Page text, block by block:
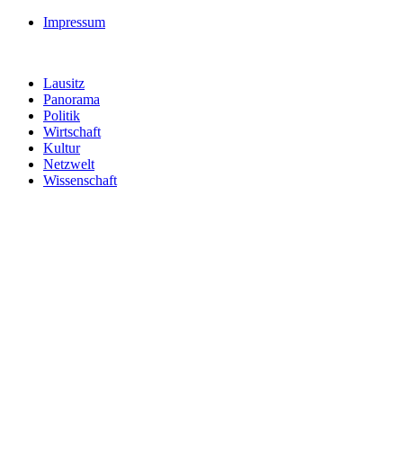
Impressum
Lausitz
Panorama
Politik
Wirtschaft
Kultur
Netzwelt
Wissenschaft